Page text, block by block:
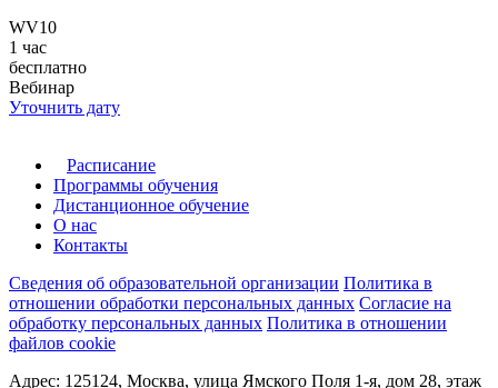
WV10
1 час
бесплатно
Вебинар
Уточнить дату
Расписание
Программы обучения
Дистанционное обучение
О нас
Контакты
Сведения об образовательной организации Политика в
отношении обработки персональных данных Согласие на
обработку персональных данных Политика в отношении
файлов cookie
Адрес: 125124, Москва, улица Ямского Поля 1-я, дом 28, этаж